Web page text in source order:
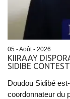
05 - Août - 2026
KIIRAAY
SIDIBE
Doudou Sidibé
coordonnateur du